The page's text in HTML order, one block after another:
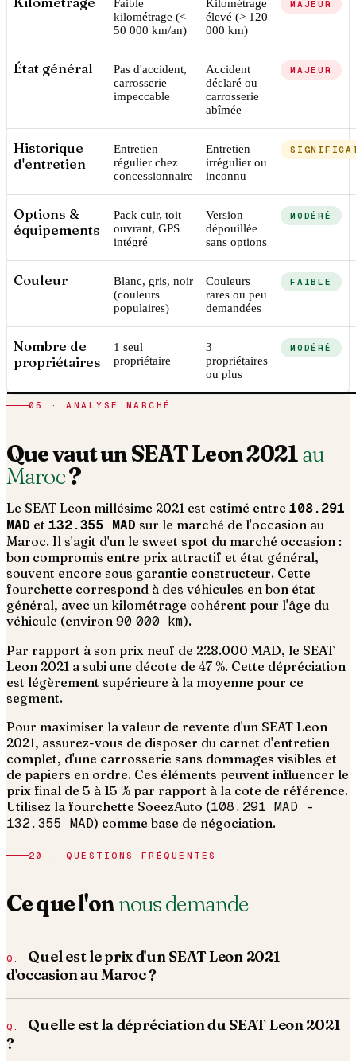
Faible
kilométrage (<
50 000 km/an)
Kilométrage
élevé (> 120
000 km)
MAJEUR
État général
Pas d'accident,
carrosserie
impeccable
Accident
déclaré ou
carrosserie
abîmée
MAJEUR
Historique
d'entretien
Entretien
régulier chez
concessionnaire
Entretien
irrégulier ou
inconnu
Options &
équipements
Pack cuir, toit
ouvrant, GPS
intégré
Version
dépouillée
sans options
MODÉRÉ
Couleur
Blanc, gris, noir
(couleurs
populaires)
Couleurs
rares ou peu
demandées
FAIBLE
Nombre de
propriétaires
1 seul
propriétaire
3
propriétaires
ou plus
MODÉRÉ
05 · ANALYSE MARCHÉ
Que vaut unSEATLeon2021au
Maroc?
Le SEAT Leon millésime 2021 est estimé entre 108.291
MAD et 132.355 MAD sur le marché de l'occasion au
Maroc. Il s'agit d'un le sweet spot du marché occasion :
bon compromis entre prix attractif et état général,
souvent encore sous garantie constructeur. Cette
fourchette correspond à des véhicules en bon état
général, avec un kilométrage cohérent pour l'âge du
véhicule (environ 90 000 km).
Par rapport à son prix neuf de 228.000 MAD, le SEAT
Leon 2021 a subi une décote de 47 %. Cette dépréciation
est légèrement supérieure à la moyenne pour ce
segment.
Pour maximiser la valeur de revente d'un SEAT Leon
2021, assurez-vous de disposer du carnet d'entretien
complet, d'une carrosserie sans dommages visibles et
de papiers en ordre. Ces éléments peuvent influencer le
prix final de 5 à 15 % par rapport à la cote de référence.
Utilisez la fourchette SoeezAuto (108.291 MAD –
132.355 MAD) comme base de négociation.
20 · QUESTIONS FRÉQUENTES
Ce que l'onnous demande
Quel est le prix d'un SEAT Leon 2021
d'occasion au Maroc ?
Quelle est la dépréciation du SEAT Leon 2021
?